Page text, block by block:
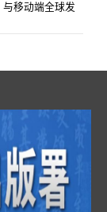
移动端全球发